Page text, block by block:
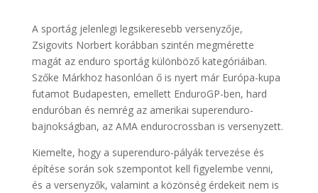
A sportág jelenlegi legsikeresebb versenyzője,
Zsigovits Norbert korábban szintén megmérette
magát az enduro sportág különböző kategóriáiban.
Szőke Márkhoz hasonlóan ő is nyert már Európa-kupa
futamot Budapesten, emellett EnduroGP-ben, hard
enduróban és nemrég az amerikai superenduro-
bajnokságban, az AMA endurocrossban is versenyzett.
Kiemelte, hogy a superenduro-pályák tervezése és
építése során sok szempontot kell figyelembe venni,
és a versenyzők, valamint a közönség érdekeit nem is